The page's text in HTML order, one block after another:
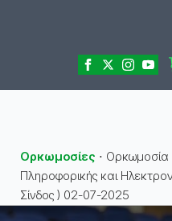
Ορκωμοσίες ⋅
Πληροφορικής και
Σίνδος ) 02-07-2025